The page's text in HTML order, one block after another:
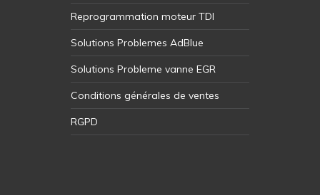
Reprogrammation moteur TDI
Solutions Problemes AdBlue
Solutions Probleme vanne EGR
Conditions générales de ventes
RGPD